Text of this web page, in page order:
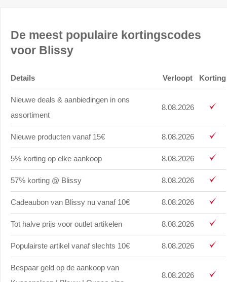
De meest populaire kortingscodes
voor Blissy
Details Verloopt Korting
Nieuwe deals & aanbiedingen in ons
assortiment
8.08.2026
Nieuwe producten vanaf 15€ 8.08.2026
5% korting op elke aankoop 8.08.2026
57% korting @ Blissy 8.08.2026
Cadeaubon van Blissy nu vanaf 10€ 8.08.2026
Tot halve prijs voor outlet artikelen 8.08.2026
Populairste artikel vanaf slechts 10€ 8.08.2026
Bespaar geld op de aankoop van
8.08.2026